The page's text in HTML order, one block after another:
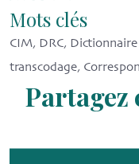
Mots clés
CIM, DRC,
transcodage,